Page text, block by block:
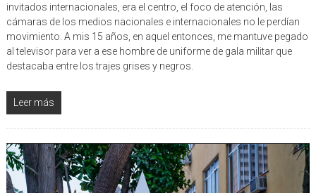
invitados internacionales, era el centro, el foco de atención, las
cámaras de los medios nacionales e internacionales no le perdían
movimiento. A mis 15 años, en aquel entonces, me mantuve pegado
al televisor para ver a ese hombre de uniforme de gala militar que
destacaba entre los trajes grises y negros.
Leer más